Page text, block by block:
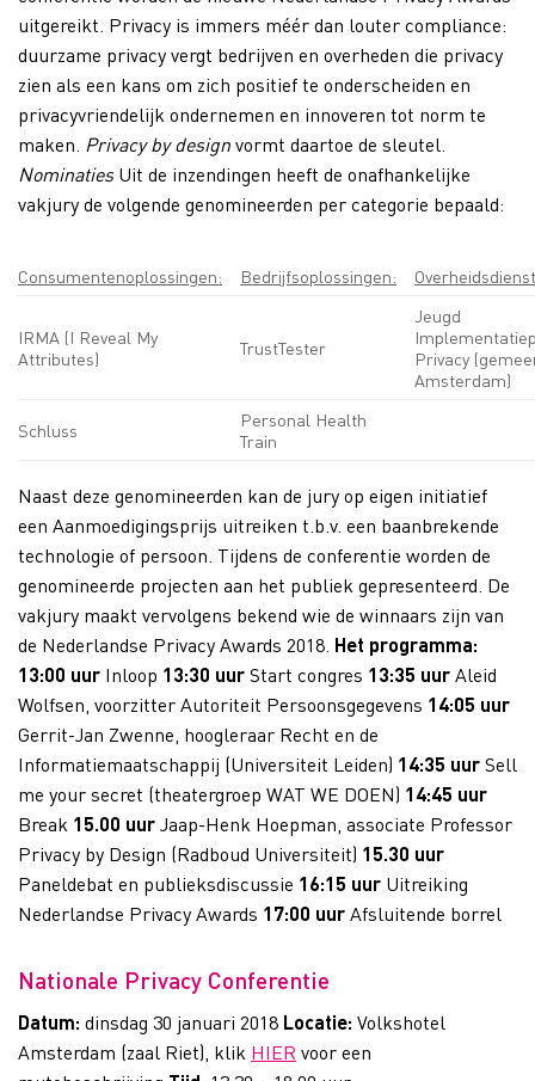
uitgereikt. Privacy is immers méér dan louter compliance:
duurzame privacy vergt bedrijven en overheden die privacy
zien als een kans om zich positief te onderscheiden en
privacyvriendelijk ondernemen en innoveren tot norm te
maken. Privacy by designvormt daartoe de sleutel.
NominatiesUit de inzendingen heeft de onafhankelijke
vakjury de volgende genomineerden per categorie bepaald:
Consumentenoplossingen: Bedrijfsoplossingen:
IRMA (I Reveal My
Attributes)
TrustTester
Jeugd
Privacy
Amsterdam)
Schluss
Personal Health
Train
Naast deze genomineerden kan de jury op eigen initiatief
een Aanmoedigingsprijs uitreiken t.b.v. een baanbrekende
technologie of persoon. Tijdens de conferentie worden de
genomineerde projecten aan het publiek gepresenteerd. De
vakjury maakt vervolgens bekend wie de winnaars zijn van
de Nederlandse Privacy Awards 2018. Het programma:
13:00 uur Inloop 13:30 uurStart congres 13:35 uurAleid
Wolfsen, voorzitter Autoriteit Persoonsgegevens 14:05 uur
Gerrit-Jan Zwenne, hoogleraar Recht en de
Informatiemaatschappij (Universiteit Leiden) 14:35 uurSell
me your secret (theatergroep WAT WE DOEN) 14:45 uur
Break 15.00 uurJaap-Henk Hoepman, associate Professor
Privacy by Design (Radboud Universiteit) 15.30 uur
Paneldebat en publieksdiscussie 16:15 uur Uitreiking
Nederlandse Privacy Awards 17:00 uurAfsluitende borrel
Nationale Privacy Conferentie
Datum: dinsdag 30 januari 2018 Locatie: Volkshotel
Amsterdam (zaal Riet), klik HIER voor een